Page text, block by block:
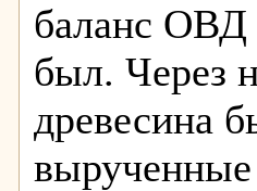
баланс ОВД
был. Через
древесина